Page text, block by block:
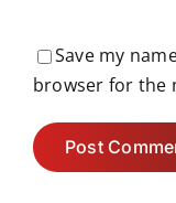
Save my
browser for the